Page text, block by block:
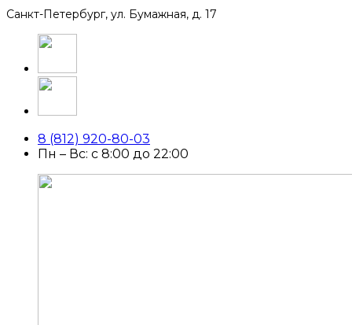
Санкт-Петербург, ул. Бумажная, д. 17
8 (812) 920-80-03
Пн – Вс: с 8:00 до 22:00